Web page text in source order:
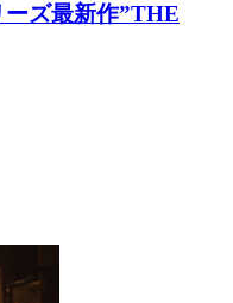
ズ最新作”THE